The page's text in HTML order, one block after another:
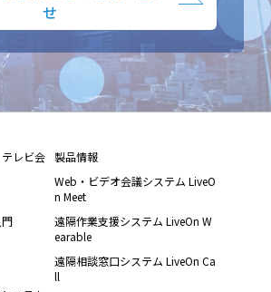
せ
レビ会 製品情報
Web・ビデオ会議システム LiveO
n Meet
遠隔作業支援システム LiveOn W
earable
遠隔相談窓口システム LiveOn Ca
ll